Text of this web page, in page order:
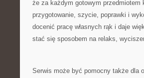
że za każdym gotowym przedmiotem
przygotowanie, szycie, poprawki i
docenić pracę własnych rąk i daje
stać się sposobem na relaks,
Serwis może być pomocny także dla